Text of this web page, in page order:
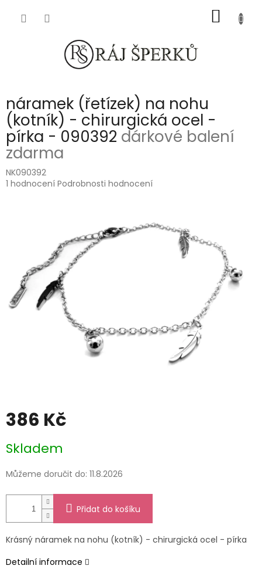
KOŠÍK
náramek (řetízek) na nohu
(kotník) - chirurgická ocel -
pírka - 090392 dárkové balení
zdarma
NK090392
Průměrné
hvězdiček.
1 hodnocení Podrobnosti hodnocení
386 Kč
cena:
Skladem
Můžeme doručit do: 11.8.2026
Přidat do košíku
Krásný náramek na nohu (kotník) - chirurgická ocel - pírka
Detailní informace